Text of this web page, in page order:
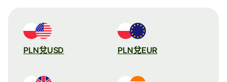
PLN兌USD PLN兌EUR